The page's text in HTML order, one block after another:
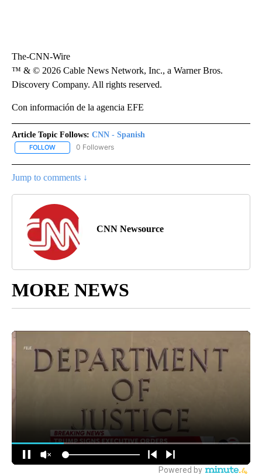
The-CNN-Wire
™ & © 2026 Cable News Network, Inc., a Warner Bros.
Discovery Company. All rights reserved.
Con información de la agencia EFE
Article Topic Follows: CNN - Spanish
FOLLOW FOLLOW "CNN - SPANISH" TO RECEIVE NOTIFICATIONS ABOUT
0 Followers
Jump to comments ↓
CNN Newsource
MORE NEWS